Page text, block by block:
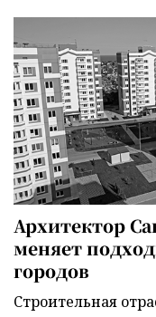
Архитектор
меняет
городов
Строительная